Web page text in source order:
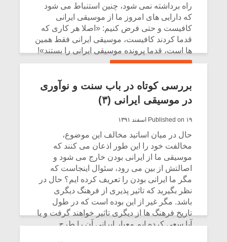
راه برداشته نمی شود، چنین استنباط می شود
که دارایی های امروز ما از موسیقی ایرانی
کافیست و حتی فرض کنیم: «اصلا هر کاری که
قدما کردند کافیست، موسیقی ایرانی فقط همین
ها است، قدما پرونده موسیقی ایرانی را بستند»!
بررسی کوتاه در باب سنت و نوآوری
در موسیقی ایرانی (۳)
Published on ۱۹ اسفند ۱۳۹۱
حال در میان اساتید مخالف این موضوع،
مخالفت خود را این طور اذعان می کنند که
موسیقی ما از ایرانی بودن خارج می شود و
اصالتش از بین می رود، سئوال اینجاست که
مگر ما ایرانی بودن را تعریف کرده ایم؟ حال در
نظر بگیرید که تاثیر پذیری از فرهنگ دیگری
باشد. مگر غیر از این بوده است که در طول
تاریخ فرهنگ ها از دیگری تاثیر خواهند گرفت و یا
آیا سعی کرده ایم معیار ایرانی آن را طرح